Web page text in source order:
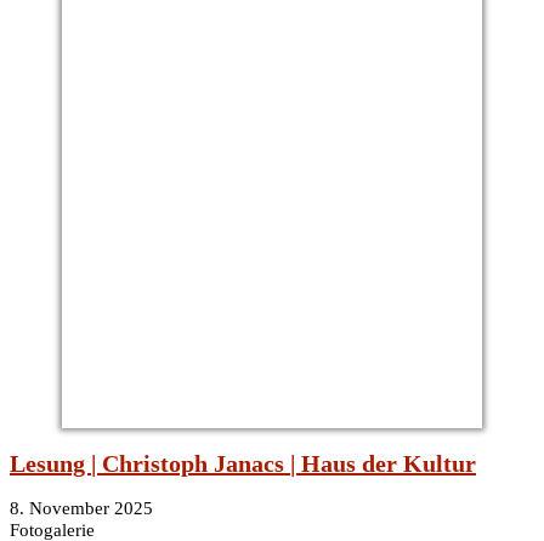
Lesung | Christoph Janacs | Haus der Kultur
8. November 2025
Fotogalerie